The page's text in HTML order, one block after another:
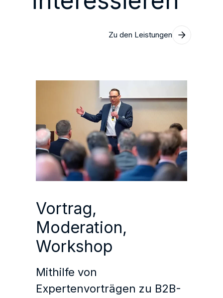
Zu den Leistungen
Vortrag,
Moderation,
Workshop
Mithilfe von
Expertenvorträgen zu B2B-